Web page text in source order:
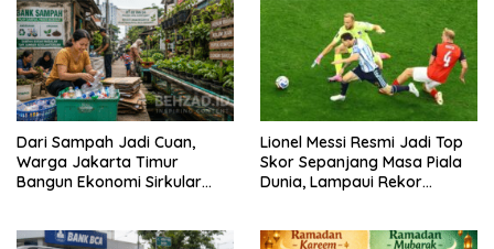
Dari Sampah Jadi Cuan,
Warga Jakarta Timur
Bangun Ekonomi Sirkular
Lionel Messi Resmi Jadi Top
Skor Sepanjang Masa Piala
Dunia, Lampaui Rekor